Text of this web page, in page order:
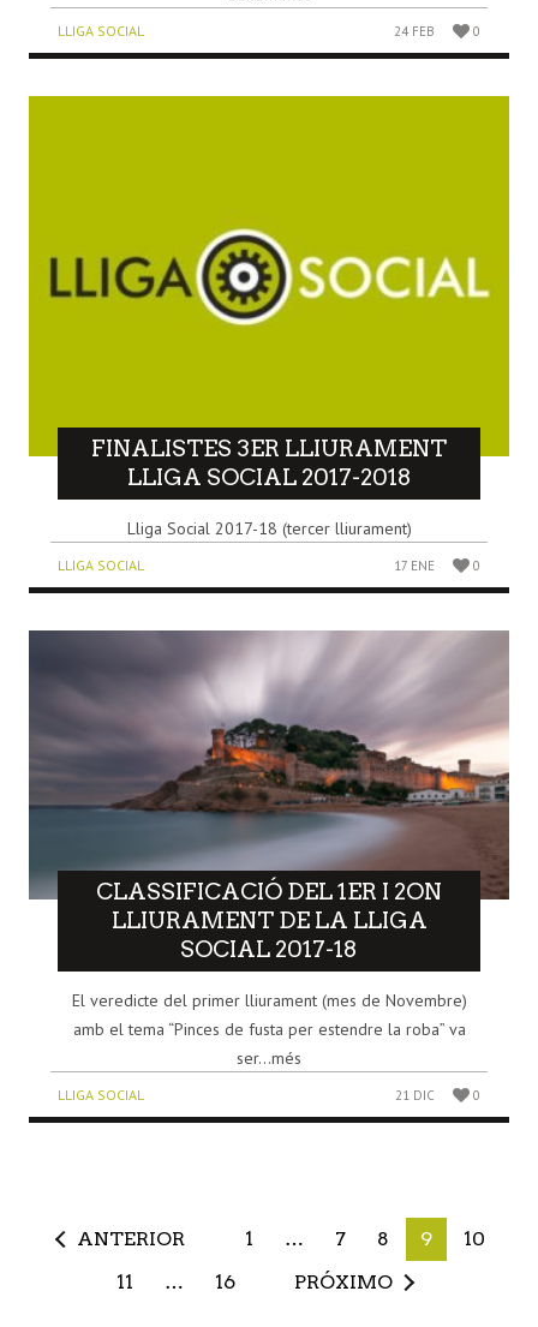
LLIGA SOCIAL 24 FEB 0
FINALISTES 3ER LLIURAMENT
LLIGA SOCIAL 2017-2018
Lliga Social 2017-18 (tercer lliurament)
LLIGA SOCIAL 17 ENE 0
CLASSIFICACIÓ DEL 1ER I 2ON
LLIURAMENT DE LA LLIGA
SOCIAL 2017-18
El veredicte del primer lliurament (mes de Novembre)
amb el tema “Pinces de fusta per estendre la roba” va
ser...més
LLIGA SOCIAL 21 DIC 0
ANTERIOR 1 … 7 8 9
10
11
… 16 PRÓXIMO